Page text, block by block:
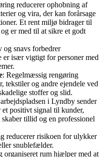
reducerer ophobning af
og vira, der kan forårsage
Et rent miljø bidrager til
er med til at sikre et godt
og snavs forbedrer
især vigtigt for personer med
: Regelmæssig rengøring
og andre ejendele ved
stoffer og slid.
i Lyndby sender
positivt signal til kunder,
tillid og en professionel
reducerer risikoen for ulykker
snublefælder.
organiseret rum hjælper med at